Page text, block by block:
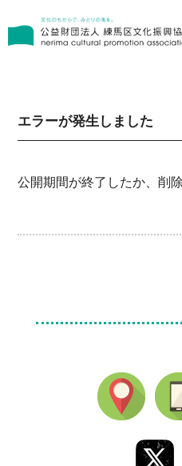
エラーが発生しました
公開期間が終了したか、削